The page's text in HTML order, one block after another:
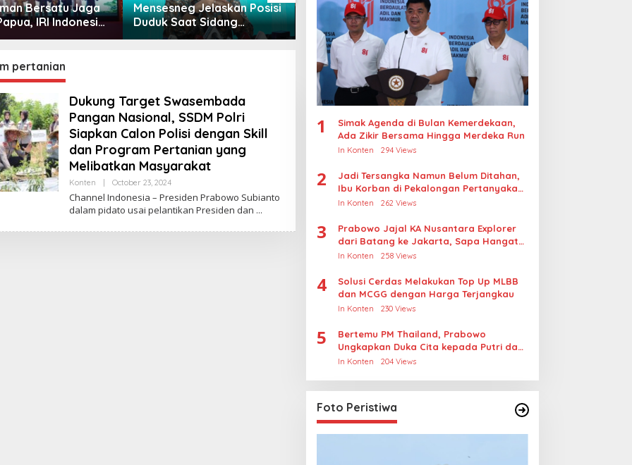
Bersatu Jaga
IRI Indonesia
Chapter Papua
Mensesneg Jelaskan Posisi
Duduk Saat Sidang
Kabinet: Kebutuhan Teknis,
Prabowo Sampaikan
Belasungkawa atas
Wafatnya Sheikh Hamad
bin Khalifa Al Thani
Polres Jakbar Bongkar
Jaringan Internasional
Pemasok Bahan Baku
Narkoba, 7 Tersangka
Diringkus dan Barang Bukti
1,1 Ton Rp119 Miliar
Dimusnahkan
pertanian
Dukung Target Swasembada
Pangan Nasional, SSDM Polri
Siapkan Calon Polisi dengan Skill
dan Program Pertanian yang
Melibatkan Masyarakat
Konten October 23, 2024B
C
H
N
Channel Indonesia – Presiden Prabowo Subianto
dalam pidato usai pelantikan Presiden dan
1
Simak Agenda di Bulan Kemerdekaan,
Ada Zikir Bersama Hingga Merdeka Run
In Konten 294 Views
2
Jadi Tersangka Namun Belum Ditahan,
Ibu Korban di Pekalongan Pertanyakan
Keseriusan Polisi Tangani Kasus
In Konten 262 Views
3
Prabowo Jajal KA Nusantara Explorer
dari Batang ke Jakarta, Sapa Hangat
Warga
In Konten 258 Views
4
Solusi Cerdas Melakukan Top Up MLBB
dan MCGG dengan Harga Terjangkau
In Konten 230 Views
5
Bertemu PM Thailand, Prabowo
Ungkapkan Duka Cita kepada Putri dan
Selamat Ulang Tahun ke Raja Thailand
In Konten 204 Views
Foto Peristiwa